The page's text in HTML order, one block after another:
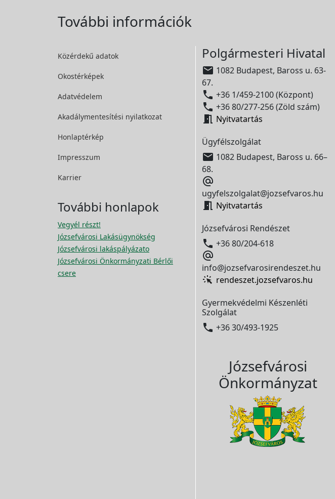
További információk
Közérdekű adatok
Okostérképek
Adatvédelem
Akadálymentesítési nyilatkozat
Honlaptérkép
Impresszum
Karrier
További honlapok
Vegyél részt!
Józsefvárosi Lakásügynökség
Józsefvárosi lakáspályázato
Józsefvárosi Önkormányzati Bérlői
csere
Polgármesteri Hivatal
 1082 Budapest, Baross u. 63-
67.
 +36 1/459-2100 (Központ)
 +36 80/277-256 (Zöld szám)
 Nyitvatartás
Ügyfélszolgálat
 1082 Budapest, Baross u. 66–
68.

ugyfelszolgalat@jozsefvaros.hu
 Nyitvatartás
Józsefvárosi Rendészet
 +36 80/204-618

info@jozsefvarosirendeszet.hu
rendeszet.jozsefvaros.hu
Gyermekvédelmi Készenléti
Szolgálat
 +36 30/493-1925
Józsefvárosi
Önkormányzat